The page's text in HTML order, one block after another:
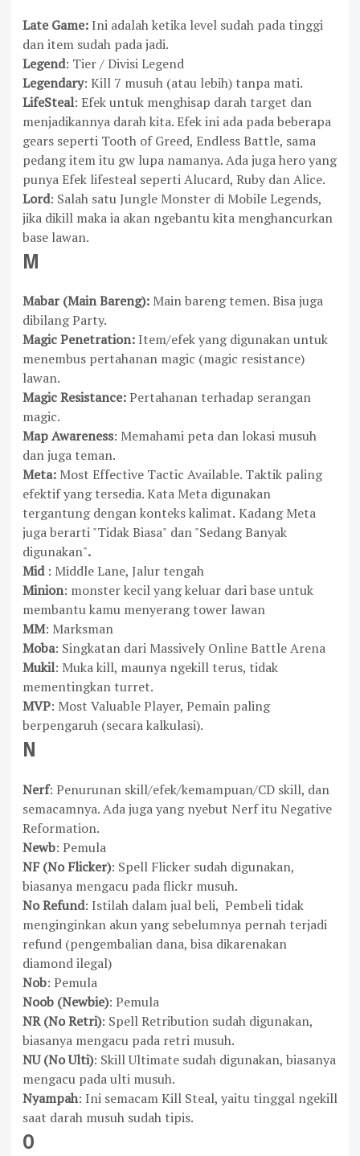
Late Game:Ini adalah ketika level sudah pada tinggi
dan item sudah pada jadi.
Legend: Tier / Divisi Legend
Legendary: Kill 7 musuh (atau lebih) tanpa mati.
LifeSteal: Efek untuk menghisap darah target dan
menjadikannya darah kita. Efek ini ada pada beberapa
gears seperti Tooth of Greed, Endless Battle, sama
pedang item itu gw lupa namanya. Ada juga hero yang
punya Efek lifesteal seperti Alucard, Ruby dan Alice.
Lord: Salah satu Jungle Monster di Mobile Legends,
jika dikill maka ia akan ngebantu kita menghancurkan
base lawan.
M
Mabar (Main Bareng): Main bareng temen. Bisa juga
dibilang Party.
Magic Penetration:Item/efek yang digunakan untuk
menembus pertahanan magic (magic resistance)
lawan.
Magic Resistance:Pertahanan terhadap serangan
magic.
Map Awareness: Memahami peta dan lokasi musuh
dan juga teman.
Meta: Most Effective Tactic Available. Taktik paling
efektif yang tersedia. Kata Meta digunakan
tergantung dengan konteks kalimat. Kadang Meta
juga berarti "Tidak Biasa" dan "Sedang Banyak
digunakan".
Mid : Middle Lane, Jalur tengah
Minion: monster kecil yang keluar dari base untuk
membantu kamu menyerang tower lawan
MM: Marksman
Moba: Singkatan dari Massively Online Battle Arena
Mukil: Muka kill, maunya ngekill terus, tidak
mementingkan turret.
MVP: Most Valuable Player, Pemain paling
berpengaruh (secara kalkulasi).
N
Nerf: Penurunan skill/efek/kemampuan/CD skill, dan
semacamnya. Ada juga yang nyebut Nerf itu Negative
Reformation.
Newb: Pemula
NF (No Flicker): Spell Flicker sudah digunakan,
biasanya mengacu pada flickr musuh.
No Refund: Istilah dalam jual beli, Pembeli tidak
menginginkan akun yang sebelumnya pernah terjadi
refund (pengembalian dana, bisa dikarenakan
diamond ilegal)
Nob: Pemula
Noob (Newbie): Pemula
NR (No Retri): Spell Retribution sudah digunakan,
biasanya mengacu pada retri musuh.
NU (No Ulti): Skill Ultimate sudah digunakan, biasanya
mengacu pada ulti musuh.
Nyampah: Ini semacam Kill Steal, yaitu tinggal ngekill
saat darah musuh sudah tipis.
O